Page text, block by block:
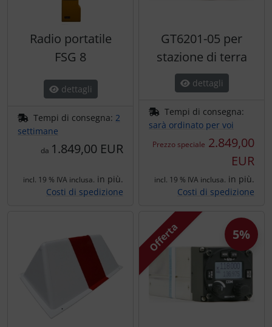
Radio portatile
FSG 8
dettagli
Tempi di consegna: 2
settimane
da 1.849,00 EUR
incl. 19 % IVA inclusa. in più.
Costi di spedizione
GT6201-05 per
stazione di terra
dettagli
Tempi di consegna:
sarà ordinato per voi
Prezzo speciale 2.849,00
EUR
incl. 19 % IVA inclusa. in più.
Costi di spedizione
Offerta 5%